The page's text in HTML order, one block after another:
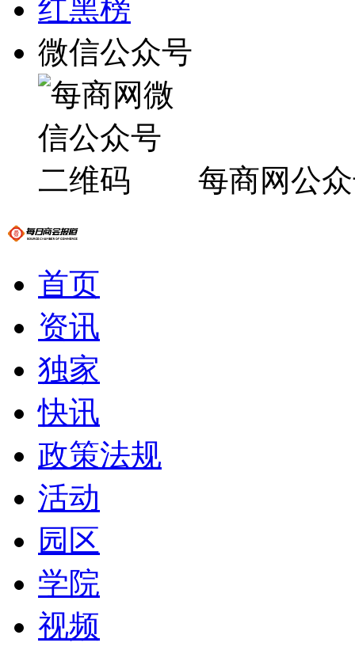
红黑榜
微信公众号
每商网公
首页
资讯
独家
快讯
政策法规
活动
园区
学院
视频